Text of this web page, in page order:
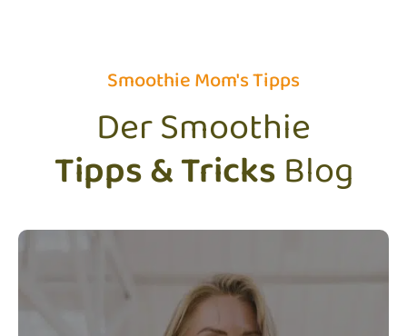
Smoothie Mom's Tipps
Der Smoothie
Tipps & TricksBlog